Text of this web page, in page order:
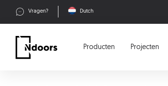
Vragen? Dutch
Producten Projecten